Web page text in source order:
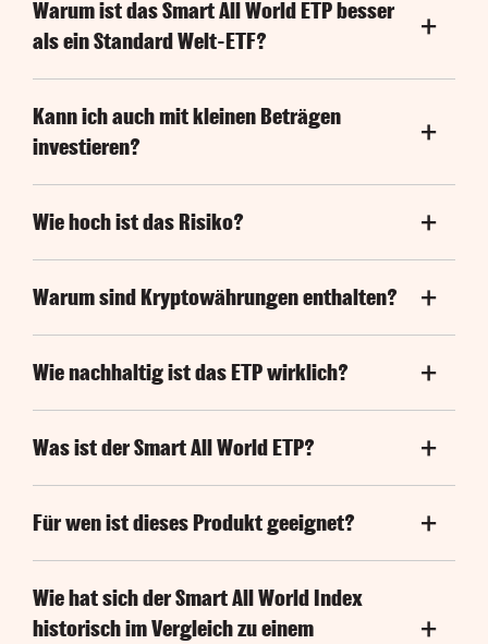
Warum ist das Smart All World ETP besser
als ein Standard Welt-ETF?
Kann ich auch mit kleinen Beträgen
investieren?
Wie hoch ist das Risiko?
Warum sind Kryptowährungen enthalten?
Wie nachhaltig ist das ETP wirklich?
Was ist der Smart All World ETP?
Für wen ist dieses Produkt geeignet?
Wie hat sich der Smart All World Index
historisch im Vergleich zu einem